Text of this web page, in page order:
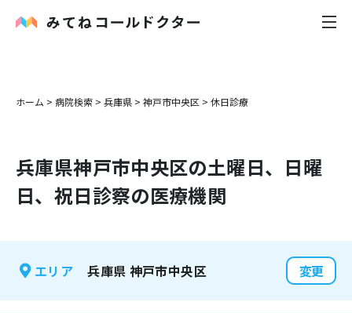
内科
花粉症
ホーム > 病院検索 > 兵庫県 > 神戸市中央区 > 休日診療
兵庫県神戸市中央区の土曜日、日曜
日、祝日診察の医療機関
エリア 兵庫県 神戸市中央区 変更